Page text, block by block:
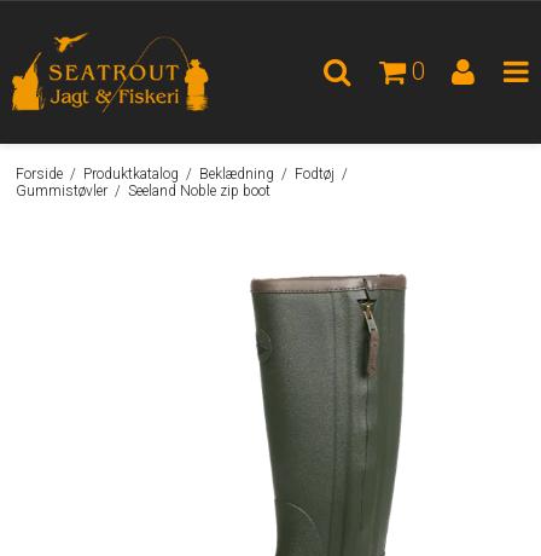
0
Forside / Produktkatalog / Beklædning / Fodtøj /
Gummistøvler / Seeland Noble zip boot